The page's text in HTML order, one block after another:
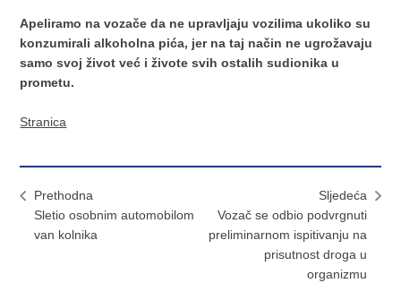
Apeliramo na vozače da ne upravljaju vozilima ukoliko su
konzumirali alkoholna pića, jer na taj način ne ugrožavaju
samo svoj život već i živote svih ostalih sudionika u
prometu.
Stranica
Prethodna
Sletio osobnim automobilom
van kolnika
Sljedeća
Vozač se odbio podvrgnuti
preliminarnom ispitivanju na
prisutnost droga u
organizmu